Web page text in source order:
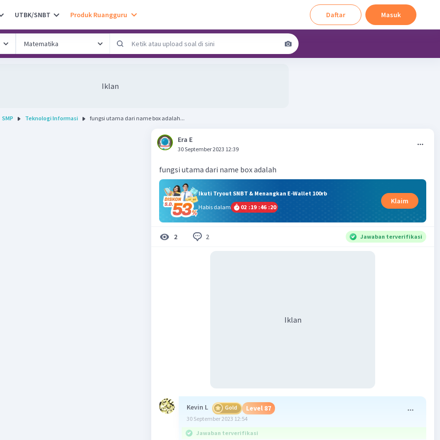
UTBK/SNBT Produk Ruangguru Daftar Masuk
Iklan
SMP Teknologi Informasi fungsi utama dari name box adalah...
Era E
30 September 2023 12:39
fungsi utama dari name box adalah
Ikuti Tryout SNBT & Menangkan E-Wallet 100rb
Habis dalam
02 :19 :46 :19
Klaim
2 2 Jawaban terverifikasi
Iklan
Kevin L Gold Level 87
30 September 2023 12:54
Jawaban terverifikasi